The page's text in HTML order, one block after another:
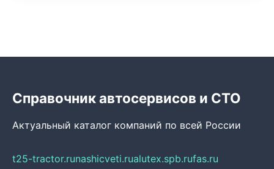
Справочник автосервисов и СТО
Актуальный каталог компаний по всей России
t25-tractor.runashicveti.rualutex.spb.rufas.ru